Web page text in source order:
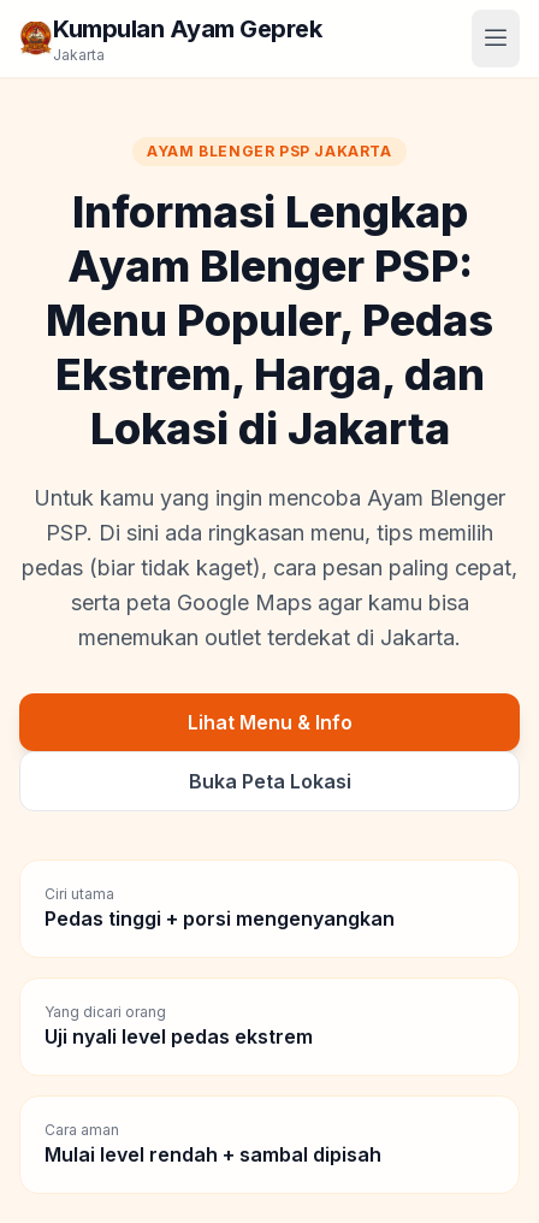
Kumpulan Ayam Geprek
Jakarta
AYAM BLENGER PSP JAKARTA
Informasi Lengkap
Ayam Blenger PSP:
Menu Populer, Pedas
Ekstrem, Harga, dan
Lokasi di Jakarta
Untuk kamu yang ingin mencoba Ayam Blenger
PSP. Di sini ada ringkasan menu, tips memilih
pedas (biar tidak kaget), cara pesan paling cepat,
serta peta Google Maps agar kamu bisa
menemukan outlet terdekat di Jakarta.
Lihat Menu & Info
Buka Peta Lokasi
Ciri utama
Pedas tinggi + porsi mengenyangkan
Yang dicari orang
Uji nyali level pedas ekstrem
Cara aman
Mulai level rendah + sambal dipisah